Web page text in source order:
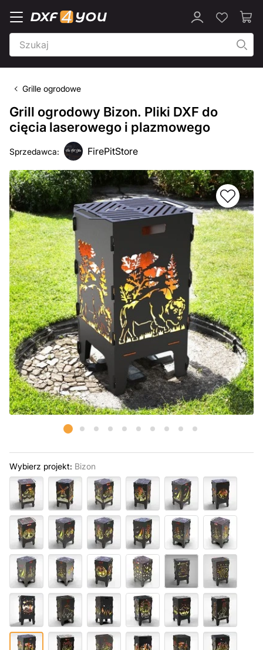
Grille ogrodowe
Grill ogrodowy Bizon. Pliki DXF do
cięcia laserowego i plazmowego
Sprzedawca: FirePitStore
Wybierz projekt: Bizon